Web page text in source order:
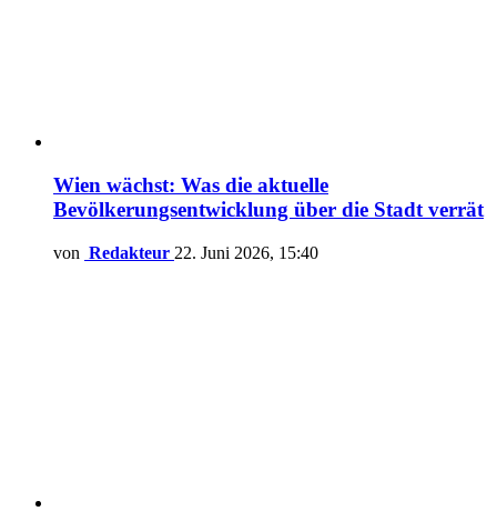
Wien wächst: Was die aktuelle
Bevölkerungsentwicklung über die Stadt verrät
von Redakteur 22. Juni 2026, 15:40